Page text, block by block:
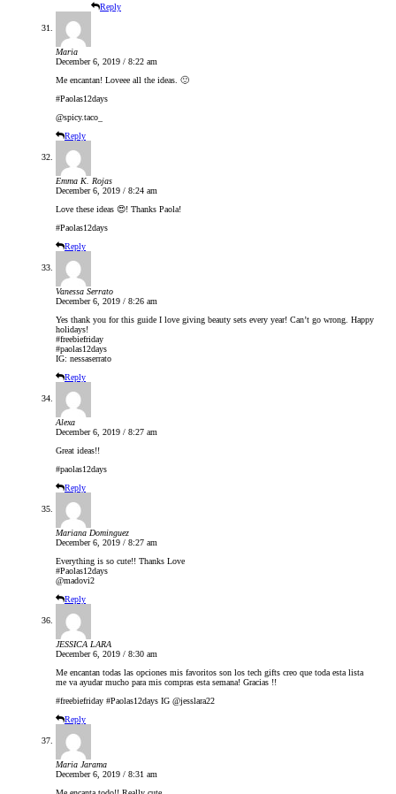
Reply
Maria
December 6, 2019 / 8:22 am
Me encantan! Loveee all the ideas. 🙂
#Paolas12days
@spicy.taco_
Reply
Emma K. Rojas
December 6, 2019 / 8:24 am
Love these ideas 😍! Thanks Paola!
#Paolas12days
Reply
Vanessa Serrato
December 6, 2019 / 8:26 am
Yes thank you for this guide I love giving beauty sets every year! Can’t go wrong. Happy
holidays!
#freebiefriday
#paolas12days
IG: nessaserrato
Reply
Alexa
December 6, 2019 / 8:27 am
Great ideas!!
#paolas12days
Reply
Mariana Dominguez
December 6, 2019 / 8:27 am
Everything is so cute!! Thanks Love
#Paolas12days
@madovi2
Reply
JESSICA LARA
December 6, 2019 / 8:30 am
Me encantan todas las opciones mis favoritos son los tech gifts creo que toda esta lista
me va ayudar mucho para mis compras esta semana! Gracias !!
#freebiefriday #Paolas12days IG @jesslara22
Reply
Maria Jarama
December 6, 2019 / 8:31 am